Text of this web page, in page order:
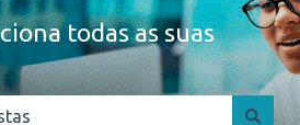
todas as suas